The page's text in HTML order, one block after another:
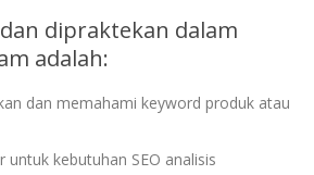
dipraktekan dalam
adalah:
dan memahami keyword produk atau
kebutuhan SEO analisis